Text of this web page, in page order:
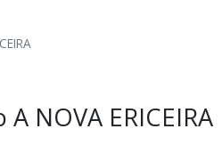
NOVA ERICEIRA